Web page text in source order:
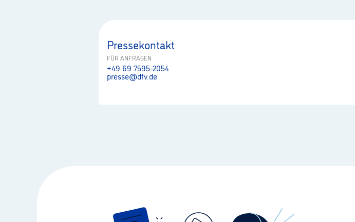
Pressekontakt
FÜR ANFRAGEN
+49 69 7595-2054
presse@dfv.de